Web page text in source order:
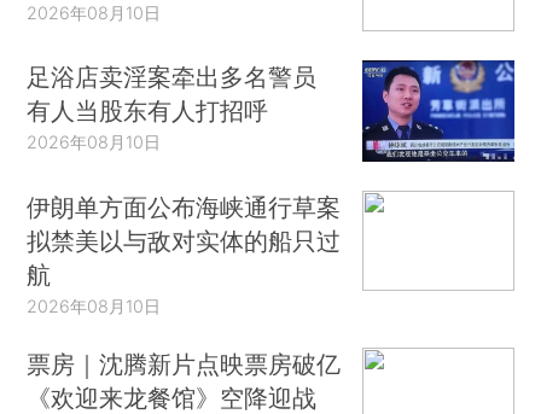
2026年08月10日
足浴店卖淫案牵出多名警员
有人当股东有人打招呼
2026年08月10日
伊朗单方面公布海峡通行草案
拟禁美以与敌对实体的船只过
航
2026年08月10日
票房｜沈腾新片点映票房破亿
《欢迎来龙餐馆》空降迎战